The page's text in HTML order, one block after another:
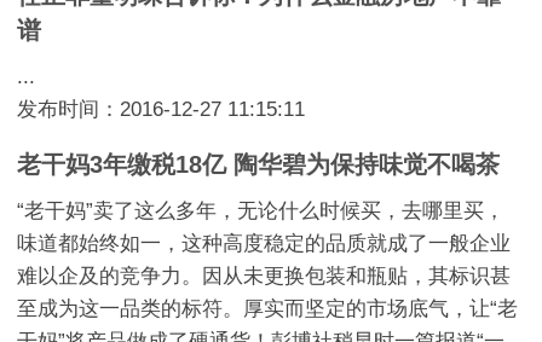
谱
...
发布时间：2016-12-27 11:15:11
老干妈3年缴税18亿 陶华碧为保持味觉不喝茶
“老干妈”卖了这么多年，无论什么时候买，去哪里买，
味道都始终如一，这种高度稳定的品质就成了一般企业
难以企及的竞争力。因从未更换包装和瓶贴，其标识甚
至成为这一品类的标符。厚实而坚定的市场底气，让“老